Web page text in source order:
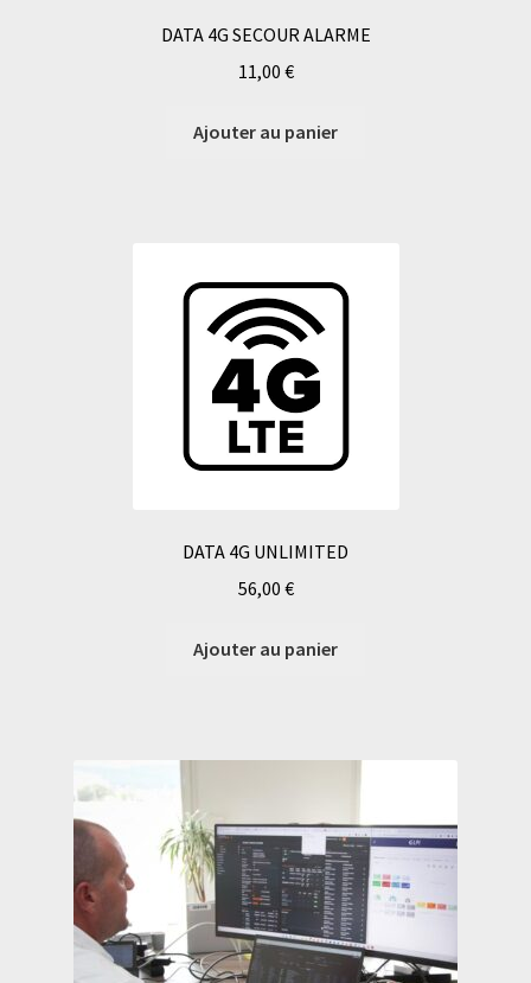
DATA 4G SECOUR ALARME
11,00 €
Ajouter au panier
DATA 4G UNLIMITED
56,00 €
Ajouter au panier